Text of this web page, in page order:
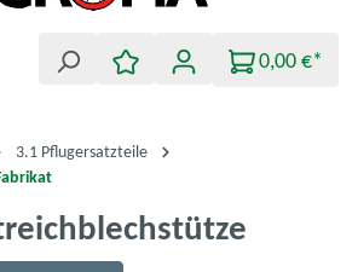
0,00 €*
3.1 Pflugersatzteile